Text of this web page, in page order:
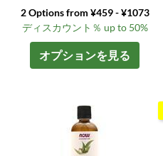
2 Options from ¥459 - ¥1073
ディスカウント％ up to 50%
オプションを見る